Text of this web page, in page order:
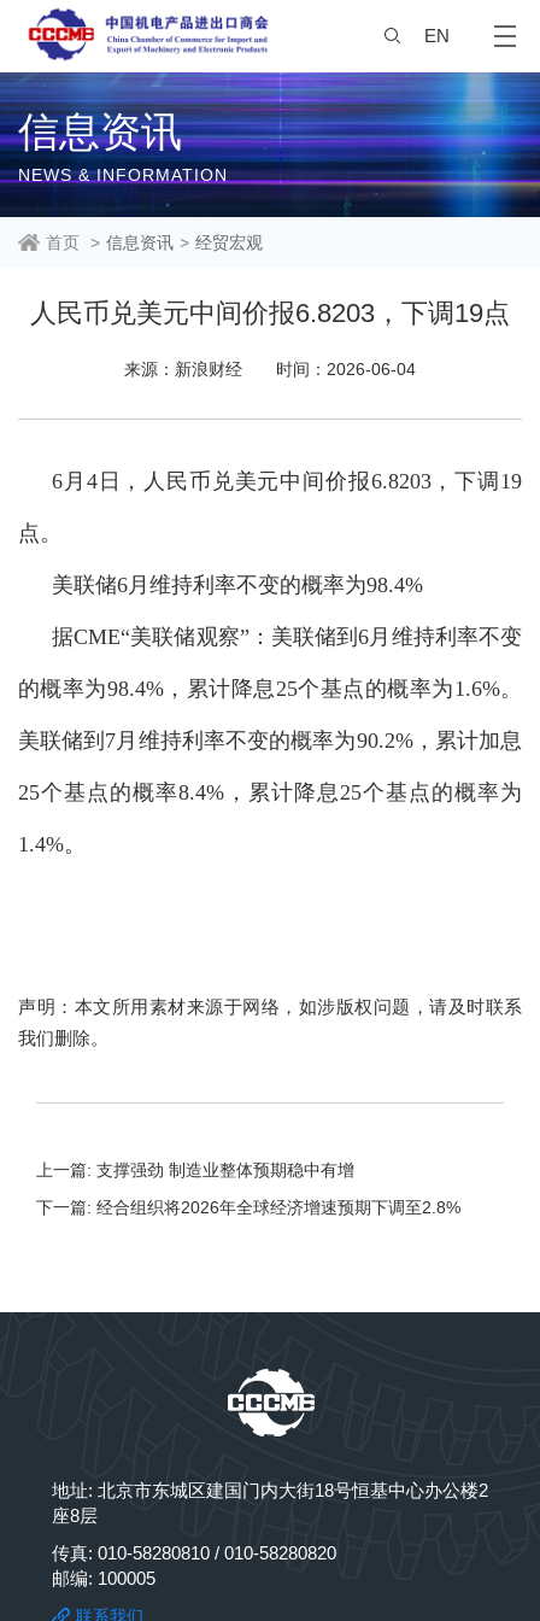
EN
信息资讯
NEWS & INFORMATION
首页 > 信息资讯 > 经贸宏观
人民币兑美元中间价报6.8203，下调19点
来源：新浪财经 时间：2026-06-04
6月4日，人民币兑美元中间价报6.8203，下调19
点。
美联储6月维持利率不变的概率为98.4%
据CME“美联储观察”：美联储到6月维持利 率不变
的概率为98.4%，累计降息25个基点的概率为1.6%。
美联储到7月维持利率不变的概率为90.2%，累计加息
25个基点的概率8.4%，累计降息25个基点的概率为
1.4%。
声明：本文所用素材来源于网络，如涉版权问题，请及时联系
我们删除。
上一篇: 支撑强劲 制造业整体预期稳中有增
下一篇: 经合组织将2026年全球经济增速预期下调至2.8%
地址: 北京市东城区建国门内大街18号恒基中心办公楼2
座8层
传真: 010-58280810 / 010-58280820
邮编: 100005
联系我们